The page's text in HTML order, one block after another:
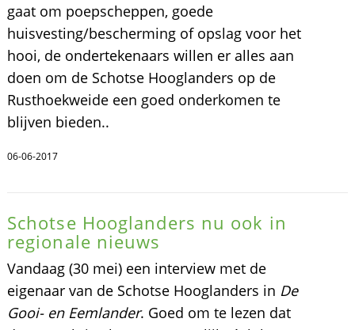
gaat om poepscheppen, goede
huisvesting/bescherming of opslag voor het
hooi, de ondertekenaars willen er alles aan
doen om de Schotse Hooglanders op de
Rusthoekweide een goed onderkomen te
blijven bieden..
06-06-2017
Schotse Hooglanders nu ook in
regionale nieuws
Vandaag (30 mei) een interview met de
eigenaar van de Schotse Hooglanders in De
Gooi- en Eemlander. Goed om te lezen dat